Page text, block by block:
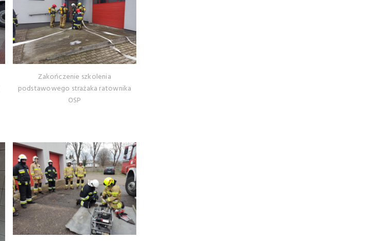
Zakończenie szkolenia
podstawowego strażaka ratownika
OSP